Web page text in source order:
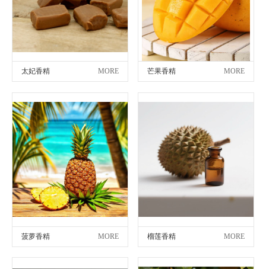
太妃香精 MORE 芒果香精 MORE
菠萝香精 MORE 榴莲香精 MORE